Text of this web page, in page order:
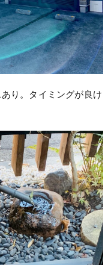
り。タイミングが良け